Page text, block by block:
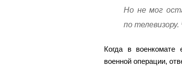
Но не мог
по
Когда в военкомате
военной операции,